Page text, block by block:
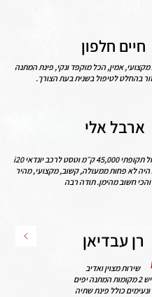
חיים חלפון
מקצועי, אמין, הכל מוקפד ונקי, פינת המתנה
בהחלט לטיפול בשנית בעת הצורך.
ארבל אלי
ביצענו היום טיפול תקופתי 45,000 ק״מ וטסט לרכב יונדאי i20
לא פחות ממעולה, קשוב, מקצועי, מהיר
והכי חשוב מהימן. תודה רבה
רן עבדיאן
שירות מצוין ואדיב
יש 2 מקומות המתנה יפים
ונעימים כולל פינת שתיה